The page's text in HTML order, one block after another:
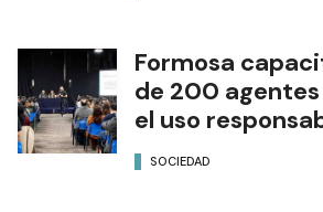
Formosa
de 200
el uso
SOCIEDAD